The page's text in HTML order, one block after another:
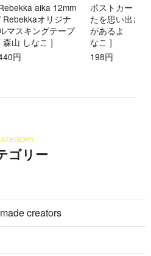
aika 12mm
Rebekkaオリジナ
ルマスキングテープ
森山 しなこ ]
円
ポストカード
たを思い出さ
があるよ [ 森
なこ ]
198円
ゴリー
creators